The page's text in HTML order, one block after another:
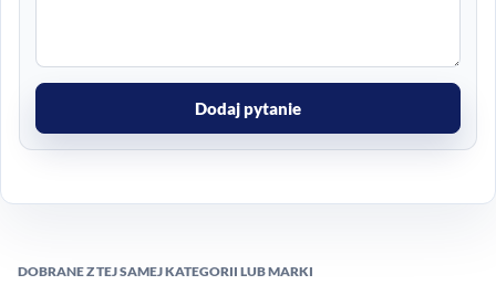
Dodaj pytanie
DOBRANE Z TEJ SAMEJ KATEGORII LUB MARKI